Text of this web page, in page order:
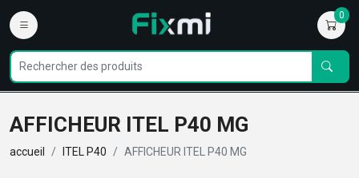
0
AFFICHEUR ITEL P40 MG
accueil ITEL P40 AFFICHEUR ITEL P40 MG